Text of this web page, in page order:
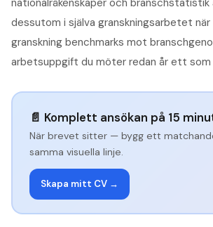
nationalräkenskaper och branschstatistik
dessutom i själva granskningsarbetet när
granskning benchmarks mot
arbetsuppgift du möter redan år ett
📄 Komplett ansökan på 15
När brevet sitter — bygg ett
samma visuella linje.
Skapa mitt CV →